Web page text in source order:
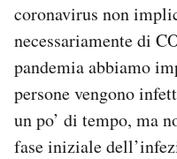
coronavirus non
necessariamente di
pandemia abbiamo
persone vengono
un po’ di tempo, ma
fase iniziale